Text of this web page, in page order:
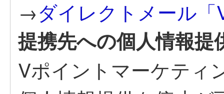
→ダイレクトメール
提携先への個人情報提
Vポイントマーケティ